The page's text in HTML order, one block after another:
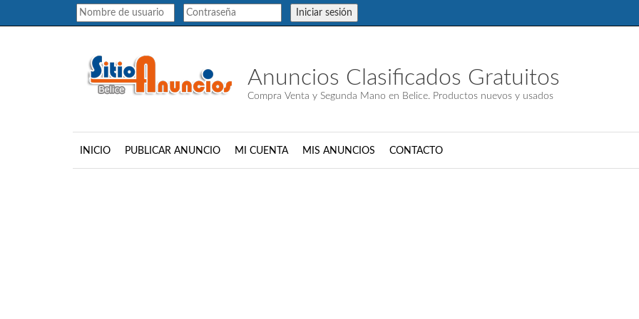
Iniciar sesión
Anuncios Clasificados Gratuitos
Compra Venta y Segunda Mano en Belice. Productos nuevos y usados
INICIO PUBLICAR ANUNCIO MI CUENTA MIS ANUNCIOS CONTACTO